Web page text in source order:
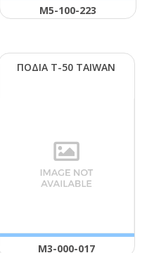
Μ5-100-223
ΠΟΔΙΑ Τ-50 ΤΑΙWΑΝ
Μ3-000-017